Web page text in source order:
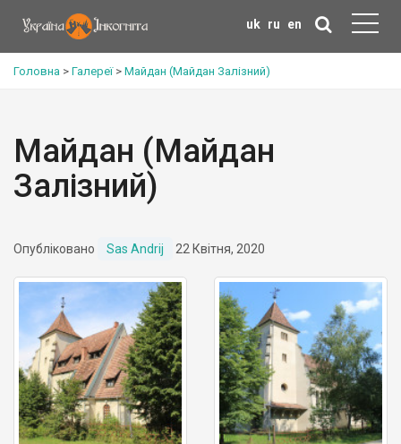
uk ru en
Головна > Галереї> Майдан (Майдан Залізний)
Майдан (Майдан
Залізний)
Опубліковано Sas Andrij 22 Квітня, 2020